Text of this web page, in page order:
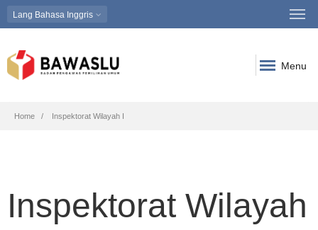
Lang Bahasa Inggris
Menu
Breadcrumb
Home Inspektorat Wilayah I
Inspektorat Wilayah